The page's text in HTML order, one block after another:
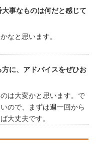
事なものは何だと感じて
なと思います。
に、アドバイスをぜひお
は大変かと思います。で
ので、まずは週一回から
大丈夫です。